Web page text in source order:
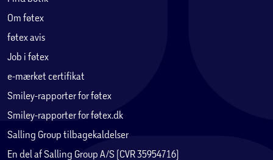
Om føtex
føtex avis
Job i føtex
e-mærket certifikat
Smiley-rapporter for føtex
Smiley-rapporter for føtex.dk
Salling Group tilbagekaldelser
En del af Salling Group A/S (CVR 35954716)